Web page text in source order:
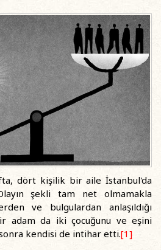
dört kişilik bir aile İstanbul'da
şekli tam net olmamakla
ve bulgulardan anlaşıldığı
adam da iki çocuğunu ve eşini
kendisi de intihar etti.[1]